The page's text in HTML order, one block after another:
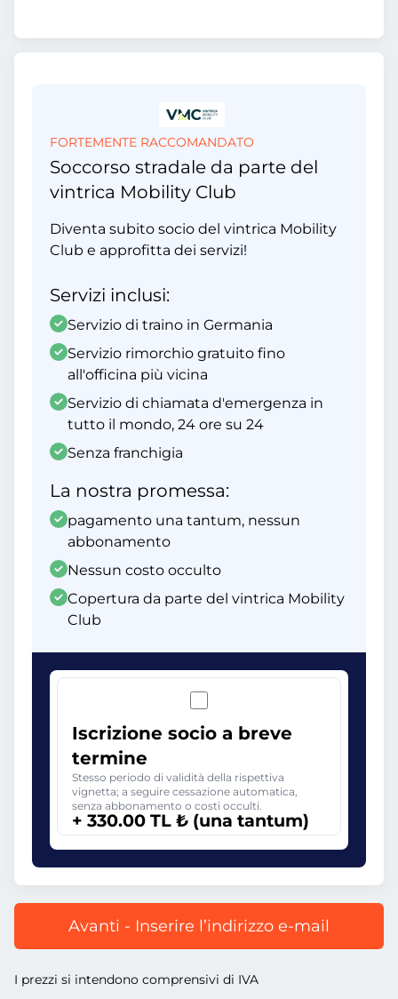
FORTEMENTE RACCOMANDATO
Soccorso stradale da parte del
vintrica Mobility Club
Diventa subito socio del vintrica Mobility
Club e approfitta dei servizi!
Servizi inclusi:
Servizio di traino in Germania
Servizio rimorchio gratuito fino
all'officina più vicina
Servizio di chiamata d'emergenza in
tutto il mondo, 24 ore su 24
Senza franchigia
La nostra promessa:
pagamento una tantum, nessun
abbonamento
Nessun costo occulto
Copertura da parte del vintrica Mobility
Club
Iscrizione socio a breve
termine
Stesso periodo di validità della rispettiva
vignetta; a seguire cessazione automatica,
senza abbonamento o costi occulti.
+ 330.00 TL ₺ (una tantum)
Avanti - Inserire l’indirizzo e-mail
I prezzi si intendono comprensivi di IVA